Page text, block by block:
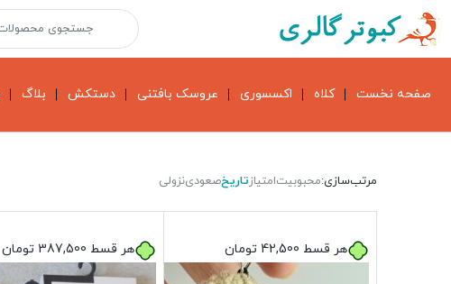
صفحه نخست کلاه اکسسوری عروسک بافتنی دستکش بلاگ
مرتب‌سازی:محبوبیتامتیازتاریخصعودینزولی
هر قسط 42,500 تومان هر قسط 387,500 تومان